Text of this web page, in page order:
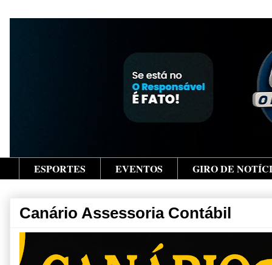
ESPORTES EVENTOS GIRO DE
Canário Assessoria Contábil